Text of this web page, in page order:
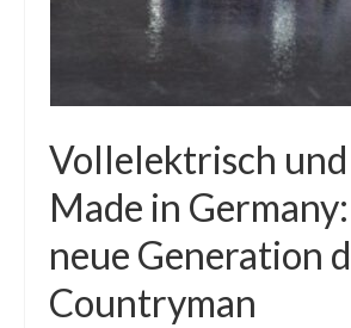
Vollelektrisch und
Made in
neue Generation
Countryman